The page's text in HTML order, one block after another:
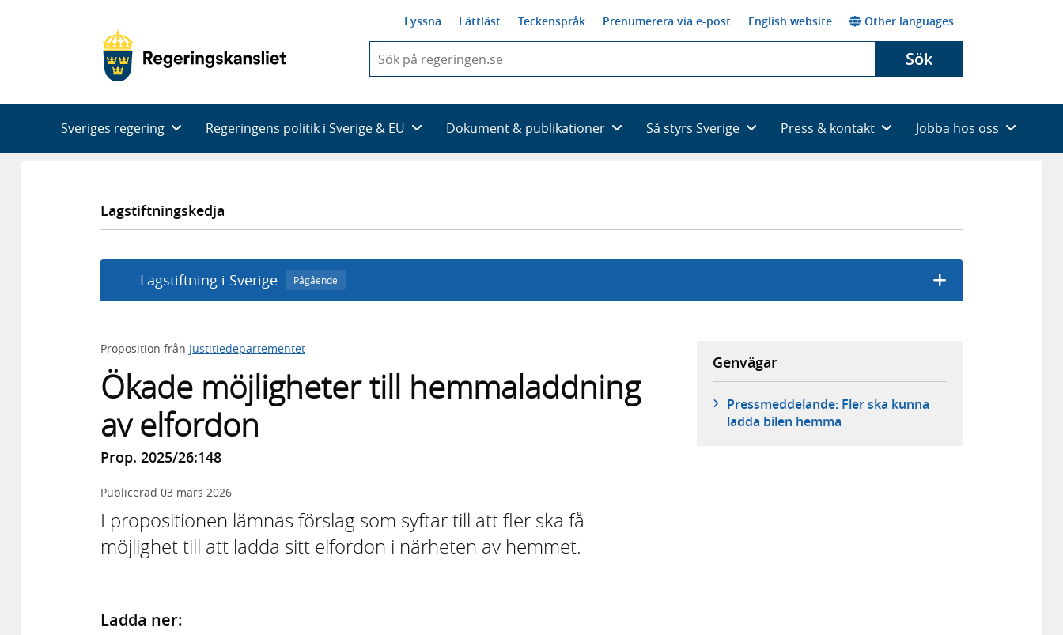
Lyssna Lättläst Teckenspråk Prenumerera via e-post English website Other languages
du
skriva
framträder
en
Sök
Sveriges regering Regeringens politik i Sverige & EU Dokument & publikationer Så styrs Sverige Press & kontakt Jobba hos oss
Lagstiftningskedja
Lagstiftning i Sverige Pågående
Proposition från Justitiedepartementet
Ökade möjligheter till hemmaladdning
av elfordon
Prop. 2025/26:148
Publicerad 03 mars 2026
I propositionen lämnas förslag som syftar till att fler ska få
möjlighet till att ladda sitt elfordon i närheten av hemmet.
Ladda ner:
Genvägar
Pressmeddelande: Fler ska kunna
ladda bilen hemma